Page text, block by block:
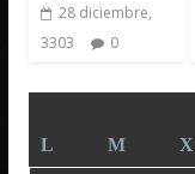
28 diciembre,
3303
0
L
M X